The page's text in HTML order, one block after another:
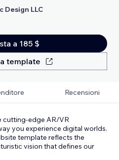
Design LLC
a 185 $
template
Recensioni
cutting-edge AR/VR
you experience digital worlds.
template reflects the
vision that defines our